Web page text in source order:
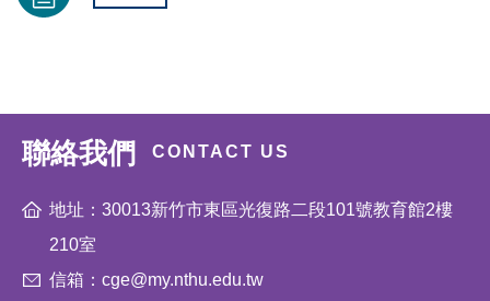
聯絡我們 CONTACT US
地址：30013新竹市東區光復路二段101號教育館2樓
210室
信箱：cge@my.nthu.edu.tw